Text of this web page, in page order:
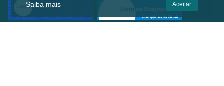
Saiba mais
Aceitar